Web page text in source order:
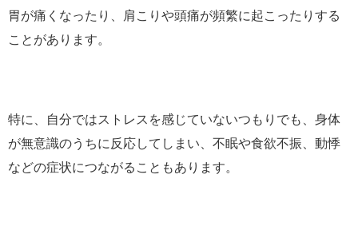
胃が痛くなったり、肩こりや頭痛が頻繁に起こったりする
ことがあります。
特に、自分ではストレスを感じていないつもりでも、身体
が無意識のうちに反応してしまい、不眠や食欲不振、動悸
などの症状につながることもあります。